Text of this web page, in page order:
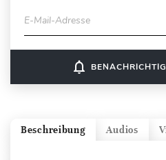
E-Mail-Adresse
notifications_none
Audios
Beschreibung